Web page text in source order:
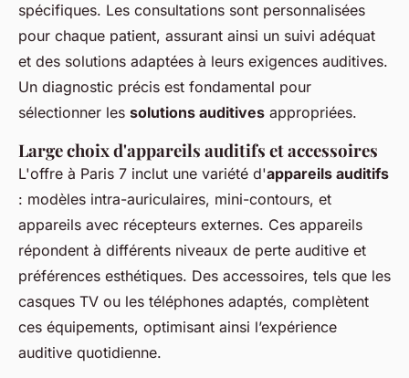
spécifiques. Les consultations sont personnalisées
pour chaque patient, assurant ainsi un suivi adéquat
et des solutions adaptées à leurs exigences auditives.
Un diagnostic précis est fondamental pour
sélectionner les solutions auditives appropriées.
Large choix d'appareils auditifs et accessoires
L'offre à Paris 7 inclut une variété d'appareils auditifs
: modèles intra-auriculaires, mini-contours, et
appareils avec récepteurs externes. Ces appareils
répondent à différents niveaux de perte auditive et
préférences esthétiques. Des accessoires, tels que les
casques TV ou les téléphones adaptés, complètent
ces équipements, optimisant ainsi l’expérience
auditive quotidienne.